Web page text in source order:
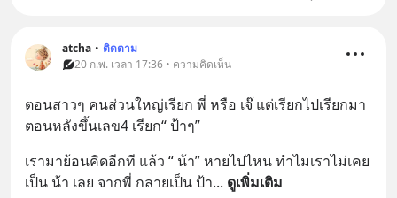
atcha • ติดตาม
20 ก.พ. เวลา 17:36 • ความคิดเห็น
ตอนสาวๆ คนส่วนใหญ่เรียก พี่ หรือ เจ๊ แต่เรียกไปเรียกมา
ตอนหลังขึ้นเลข4 เรียก“ ป้าๆ”
เรามาย้อนคิดอีกที แล้ว “ น้า” หายไปไหน ทำไมเราไม่เคย
เป็น น้า เลย จากพี่ กลายเป็น ป้า... ดูเพิ่มเติม